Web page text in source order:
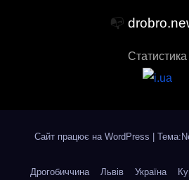
📭
Статистика
Сайт працює на WordPress
Дрогобиччина Львів Україна